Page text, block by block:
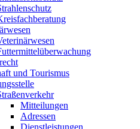
und Tourismus
Mitteilungen
Adressen
Dienstleistungen